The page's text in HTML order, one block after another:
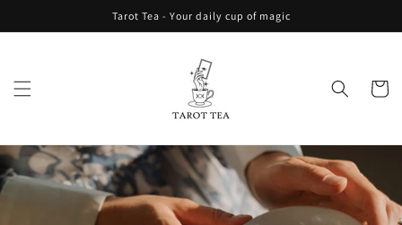
Inhalt
Tarot Tea - Your daily cup of magic